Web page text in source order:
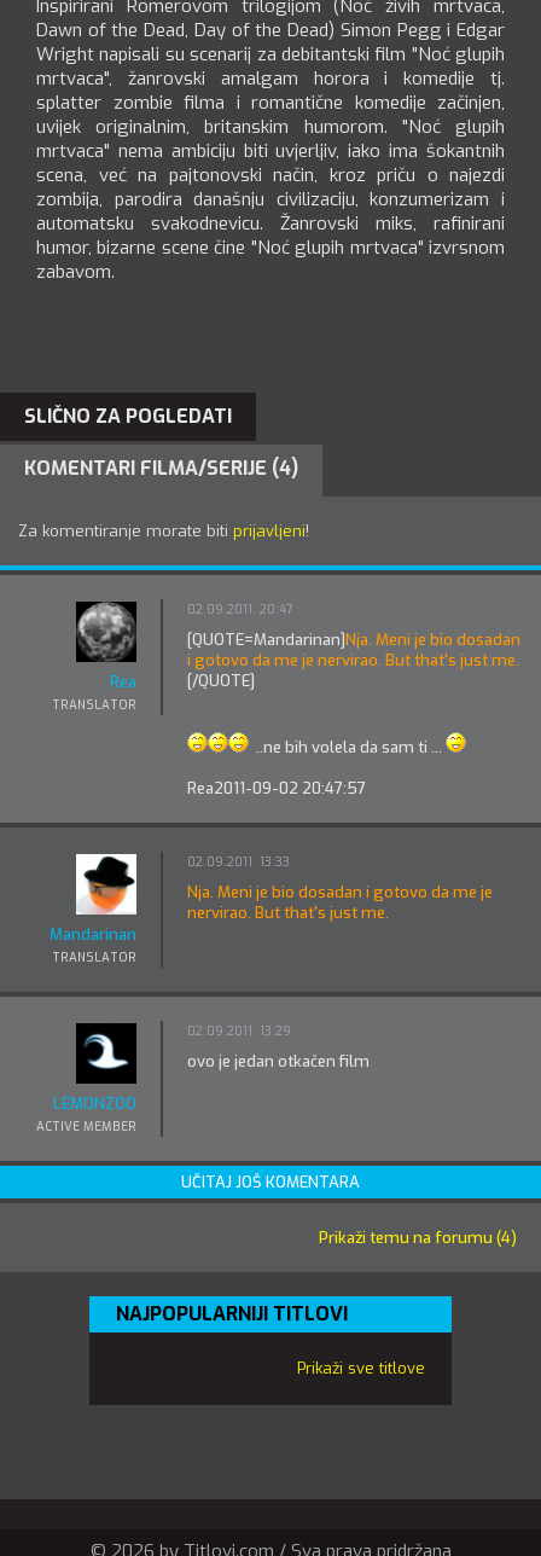
Inspirirani Romerovom trilogijom (Noć živih mrtvaca,
Dawn of the Dead, Day of the Dead) Simon Pegg i Edgar
Wright napisali su scenarij za debitantski film "Noć glupih
mrtvaca", žanrovski amalgam horora i komedije tj.
splatter zombie filma i romantične komedije začinjen,
uvijek originalnim, britanskim humorom. "Noć glupih
mrtvaca" nema ambiciju biti uvjerljiv, iako ima šokantnih
scena, već na pajtonovski način, kroz priču o najezdi
zombija, parodira današnju civilizaciju, konzumerizam i
automatsku svakodnevicu. Žanrovski miks, rafinirani
humor, bizarne scene čine "Noć glupih mrtvaca" izvrsnom
zabavom.
SLIČNO ZA POGLEDATI
KOMENTARI FILMA/SERIJE (4)
Za komentiranje morate biti prijavljeni!
Rea
TRANSLATOR
02.09.2011. 20:47
[QUOTE=Mandarinan]Nja. Meni je bio dosadan
i gotovo da me je nervirao. But that's just me.
[/QUOTE]
..ne bih volela da sam ti ...
Rea2011-09-02 20:47:57
Mandarinan
TRANSLATOR
02.09.2011. 13:33
Nja. Meni je bio dosadan i gotovo da me je
nervirao. But that's just me.
LEMONZOO
ACTIVE MEMBER
02.09.2011. 13:29
ovo je jedan otkačen film
UČITAJ JOŠ KOMENTARA
Prikaži temu na forumu (4)
NAJPOPULARNIJI TITLOVI
Prikaži sve titlove
© 2026 by Titlovi.com / Sva prava pridržana